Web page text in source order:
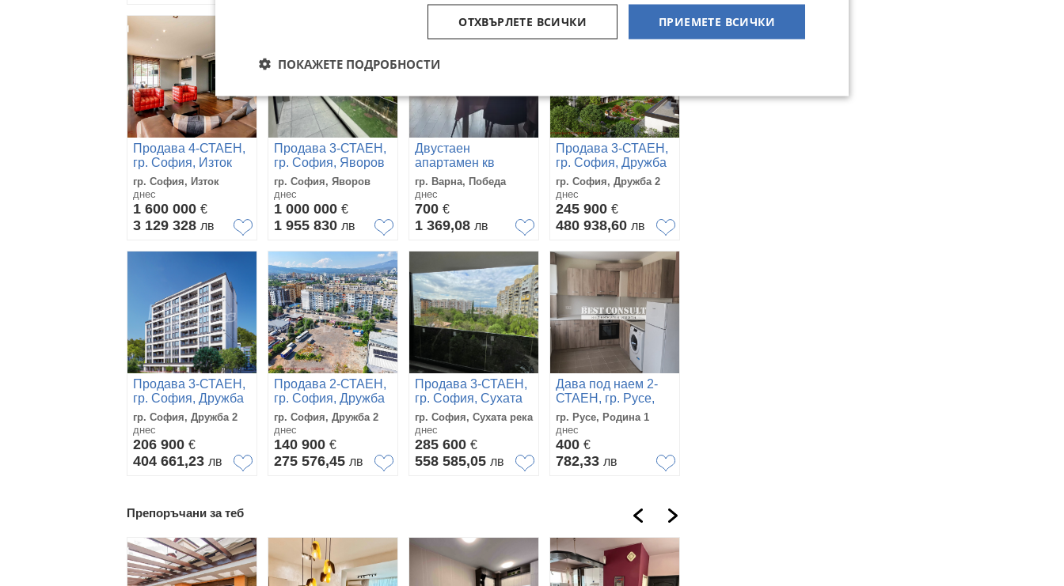
Продава 4-СТАЕН,
гр. София, Изток
гр. София, Изток
днес
1 600 000 €
3 129 328 лв
Продава 3-СТАЕН,
гр. София, Яворов
гр. София, Яворов
днес
1 000 000 €
1 955 830 лв
Двустаен
апартамен кв
Победа
гр. Варна, Победа
днес
700 €
1 369,08 лв
Продава 3-СТАЕН,
гр. София, Дружба
2
гр. София, Дружба 2
днес
245 900 €
480 938,60 лв
Продава 3-СТАЕН,
гр. София, Дружба
2
гр. София, Дружба 2
днес
206 900 €
404 661,23 лв
Продава 2-СТАЕН,
гр. София, Дружба
2
гр. София, Дружба 2
днес
140 900 €
275 576,45 лв
Продава 3-СТАЕН,
гр. София, Сухата
река
гр. София, Сухата река
днес
285 600 €
558 585,05 лв
Дава под наем 2-
СТАЕН, гр. Русе,
Родина 1
гр. Русе, Родина 1
днес
400 €
782,33 лв
Препоръчани за теб
ПРИЕМЕТЕ ВСИЧКИ
ОТХВЪРЛЕТЕ ВСИЧКИ
ПОКАЖЕТЕ ПОДРОБНОСТИ